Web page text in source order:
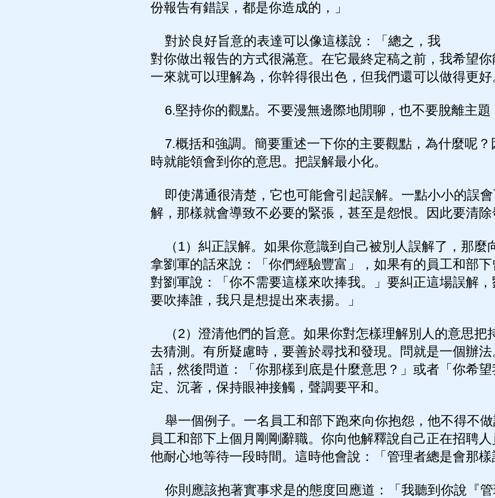
份報告有錯誤，都是你造成的，」
對於良好旨意的表達可以像這樣說：「總之，我
對你做出報告的方式很滿意。在它最終定稿之前，我希望
一來就可以理解為，你幹得很出色，但我們還可以做得更好
6.堅持你的觀點。不要漫無邊際地閒聊，也不要脫離主題
7.概括和強調。簡要重述一下你的主要觀點，為什麼呢？
時就能領會到你的意思。把誤解最小化。
即使溝通很清楚，它也可能會引起誤解。一點小小的誤
解，那樣就會導致不必要的緊張，甚至是怨恨。因此要清除
（1）糾正誤解。如果你意識到自己被別人誤解了，那麼
拿劉軍的話來說：「你們經驗豐富」，如果有的員工和部
對劉軍說：「你不需要這樣來吹捧我。」要糾正這場誤解
要吹捧誰，我只是想提出來表揚。」
（2）澄清他們的旨意。如果你對怎樣理解別人的意思把
去猜測。有所疑慮時，要善於尋找和發現。問就是一個辦
話，然後問道：「你那樣到底是什麼意思？」或者「你希
定、沉著，保持眼神接觸，聲調要平和。
舉一個例子。一名員工和部下跑來向你抱怨，他不得不
員工和部下上個月剛剛辭職。你向他解釋說自己正在招聘
他耐心地等待一段時間。這時他會說：「管理者總是會那樣
你則應該抱著實事求是的態度回應道：「我聽到你說『